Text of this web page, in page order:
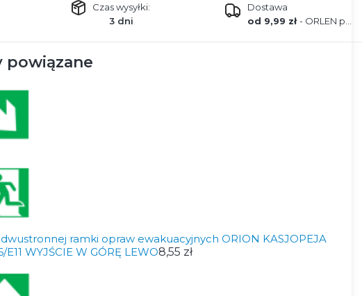
Czas wysyłki:
3 dni
Dostawa
od 9,99 zł- ORLEN paczka
powiązane
ramki opraw ewakuacyjnych ORION KASJOPEJA
WYJŚCIE W GÓRĘ LEWO8,55 zł